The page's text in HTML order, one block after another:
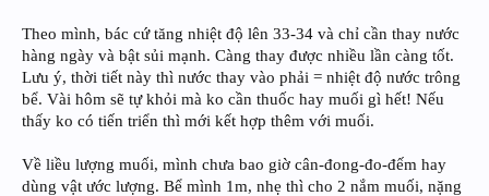
Theo mình, bác cứ tăng nhiệt độ lên 33-34 và chỉ cần thay nước
hàng ngày và bật sủi mạnh. Càng thay được nhiều lần càng tốt.
Lưu ý, thời tiết này thì nước thay vào phải = nhiệt độ nước trông
bể. Vài hôm sẽ tự khỏi mà ko cần thuốc hay muối gì hết! Nếu
thấy ko có tiến triển thì mới kết hợp thêm với muối.
Về liều lượng muối, mình chưa bao giờ cân-đong-đo-đếm hay
dùng vật ước lượng. Bể mình 1m, nhẹ thì cho 2 nắm muối, nặng